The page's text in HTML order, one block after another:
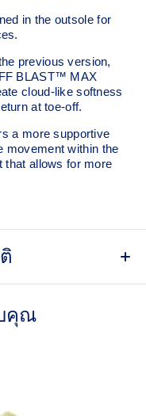
in the outsole for
previous version,
BLAST™ MAX
cloud-like softness
at toe-off.
a more supportive
movement within the
that allows for more
helps reduce the
where you can tuck
คุณ